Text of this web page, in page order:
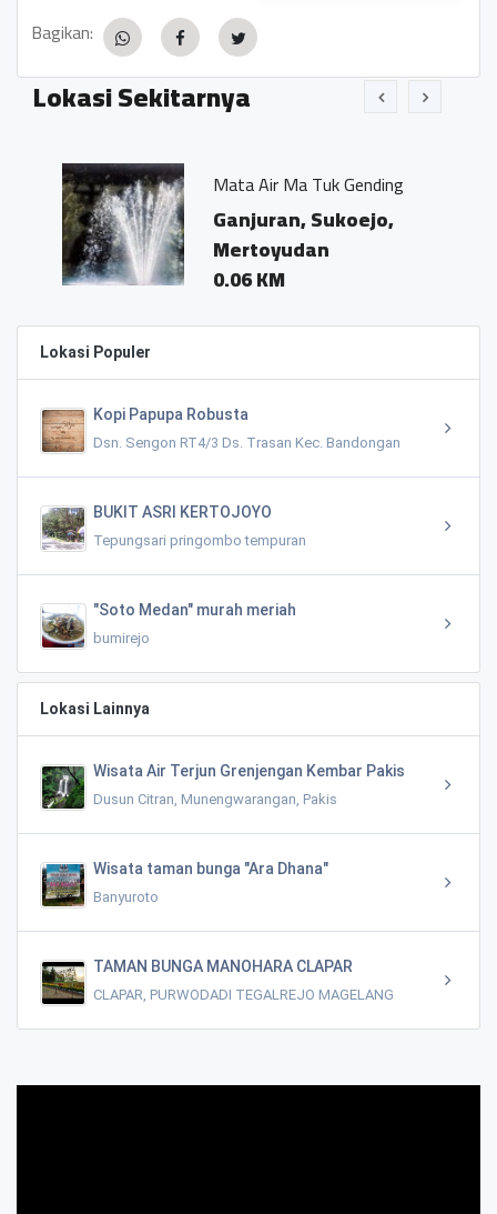
Bagikan:
Lokasi Sekitarnya
Mata Air Ma Tuk Gending
Ganjuran, Sukoejo,
Mertoyudan
0.06 KM
Lokasi Populer
Kopi Papupa Robusta
Dsn. Sengon RT4/3 Ds. Trasan Kec. Bandongan
BUKIT ASRI KERTOJOYO
Tepungsari pringombo tempuran
"Soto Medan" murah meriah
bumirejo
Lokasi Lainnya
Wisata Air Terjun Grenjengan Kembar Pakis
Dusun Citran, Munengwarangan, Pakis
Wisata taman bunga "Ara Dhana"
Banyuroto
TAMAN BUNGA MANOHARA CLAPAR
CLAPAR, PURWODADI TEGALREJO MAGELANG